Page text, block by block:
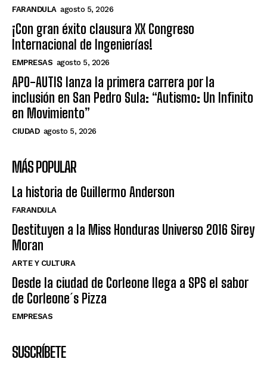
FARANDULA agosto 5, 2026
¡Con gran éxito clausura XX Congreso
Internacional de Ingenierías!
EMPRESAS agosto 5, 2026
APO-AUTIS lanza la primera carrera por la
inclusión en San Pedro Sula: “Autismo: Un Infinito
en Movimiento”
CIUDAD agosto 5, 2026
MÁS POPULAR
La historia de Guillermo Anderson
FARANDULA
Destituyen a la Miss Honduras Universo 2016 Sirey
Moran
ARTE Y CULTURA
Desde la ciudad de Corleone llega a SPS el sabor
de Corleone´s Pizza
EMPRESAS
SUSCRÍBETE